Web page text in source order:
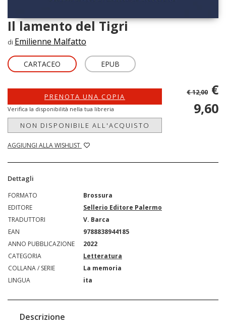
Il lamento del Tigri
di Emilienne Malfatto
CARTACEO EPUB
PRENOTA UNA COPIA
Verifica la disponibilità nella tua libreria
NON DISPONIBILE ALL'ACQUISTO
AGGIUNGI ALLA WISHLIST
€ 12,00 €
9,60
Dettagli
FORMATO
Brossura
EDITORE
Sellerio Editore Palermo
TRADUTTORI
V. Barca
EAN
9788838944185
ANNO PUBBLICAZIONE
2022
CATEGORIA
Letteratura
COLLANA / SERIE
La memoria
LINGUA
ita
Descrizione